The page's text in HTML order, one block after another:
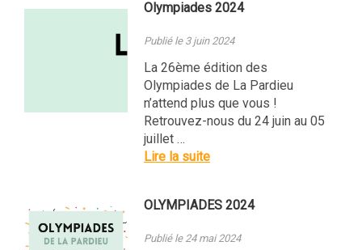
Olympiades 2024
Publié le 3 juin 2024
La 26ème édition des
Olympiades de La Pardieu
n’attend plus que vous !
Retrouvez-nous du 24 juin au 05
juillet …
Lire la suite
OLYMPIADES 2024
Publié le 24 mai 2024